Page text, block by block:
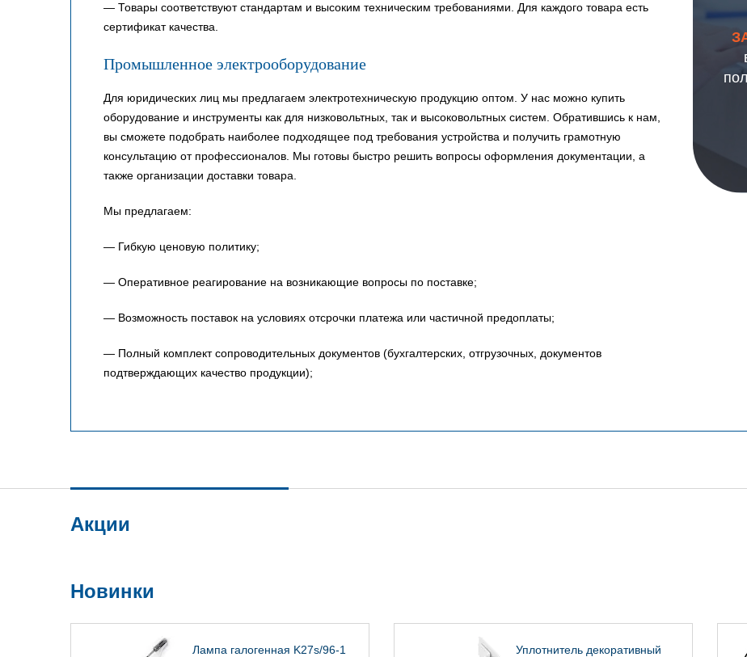
— Товары соответствуют стандартам и высоким техническим требованиями. Для каждого товара есть
сертификат качества.
Промышленное электрооборудование
Для юридических лиц мы предлагаем электротехническую продукцию оптом. У нас можно купить
оборудование и инструменты как для низковольтных, так и высоковольтных систем. Обратившись к нам,
вы сможете подобрать наиболее подходящее под требования устройства и получить грамотную
консультацию от профессионалов. Мы готовы быстро решить вопросы оформления документации, а
также организации доставки товара.
Мы предлагаем:
— Гибкую ценовую политику;
— Оперативное реагирование на возникающие вопросы по поставке;
— Возможность поставок на условиях отсрочки платежа или частичной предоплаты;
— Полный комплект сопроводительных документов (бухгалтерских, отгрузочных, документов
подтверждающих качество продукции);
Акции
Новинки
Лампа галогенная K27s/96-1
Уплотнитель декоративный